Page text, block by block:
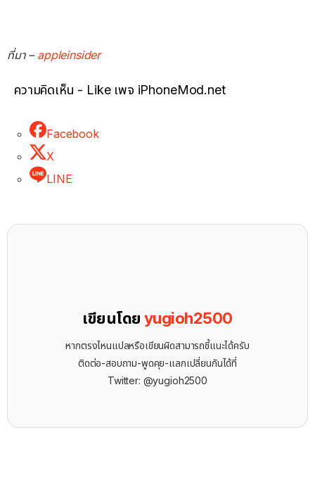
ที่มา – appleinsider
ความคิดเห็น - Like เพจ iPhoneMod.net
Facebook
X
LINE
เขียนโดยyugioh2500
หากตรงไหนแปลหรือเขียนผิดสามารถชี้แนะได้ครับ
ติดต่อ-สอบถาม-พูดคุย-แลกเปลี่ยนกันได้ที่
Twitter: @yugioh2500